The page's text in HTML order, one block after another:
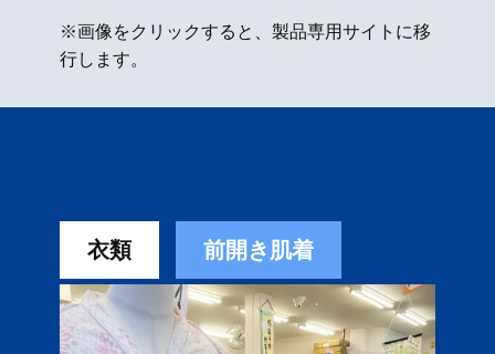
※画像をクリックすると、製品専用サイトに移
行します。
衣類 前開き肌着